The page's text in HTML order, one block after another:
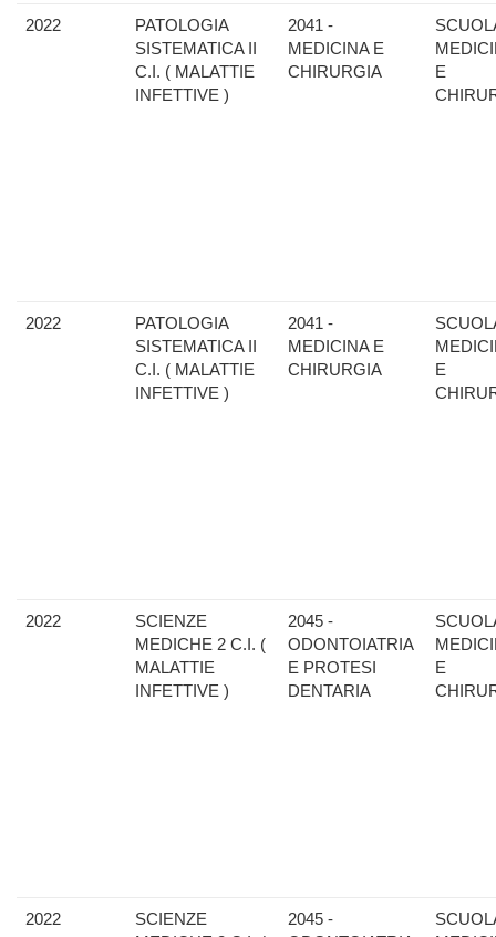
2022
PATOLOGIA
SISTEMATICA II
C.I. ( MALATTIE
INFETTIVE )
2041 -
MEDICINA E
CHIRURGIA
E
2022
PATOLOGIA
SISTEMATICA II
C.I. ( MALATTIE
INFETTIVE )
2041 -
MEDICINA E
CHIRURGIA
E
2022
SCIENZE
MEDICHE 2 C.I. (
MALATTIE
INFETTIVE )
2045 -
ODONTOIATRIA
E PROTESI
DENTARIA
E
2022
SCIENZE
2045 -